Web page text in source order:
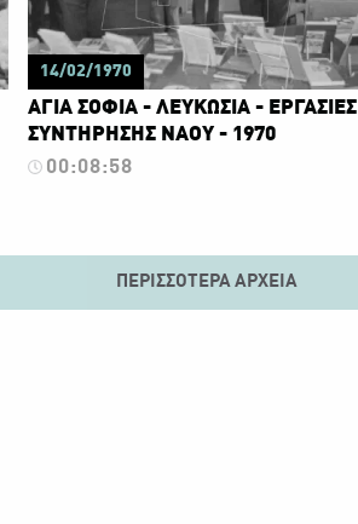
14/02/1970
ΑΓΙΑ ΣΟΦΙΑ - ΛΕΥΚΩΣΙΑ - ΕΡΓΑΣΙΕΣ
ΣΥΝΤΗΡΗΣΗΣ ΝΑΟΥ - 1970
00:08:58
ΠΕΡΙΣΣΌΤΕΡΑ ΑΡΧΕΊΑ